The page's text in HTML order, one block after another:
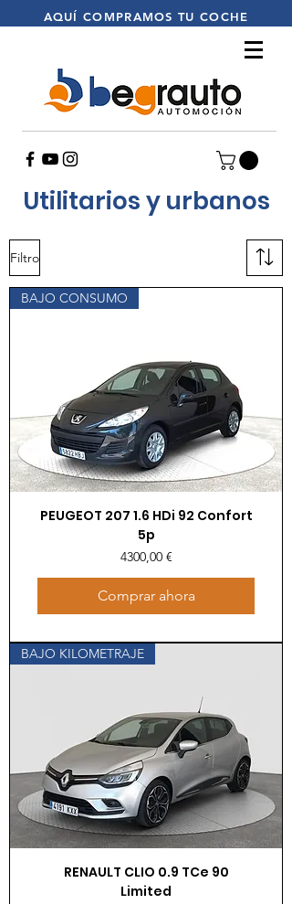
AQUÍCOMPRAMOS TU COCHE
Utilitarios y urbanos
Filtro
BAJO CONSUMO
PEUGEOT 207 1.6 HDi 92 Confort
5p
Precio
4300,00 €
Comprar ahora
BAJO KILOMETRAJE
RENAULT CLIO 0.9 TCe 90
Limited